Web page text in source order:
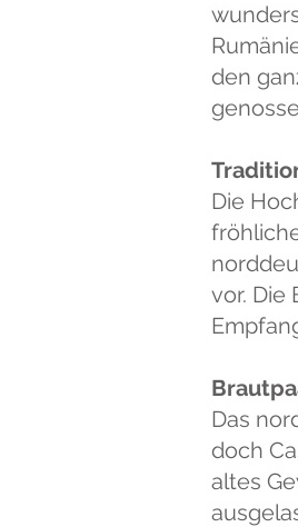
den
Die
vor. Die
Das
doch
altes